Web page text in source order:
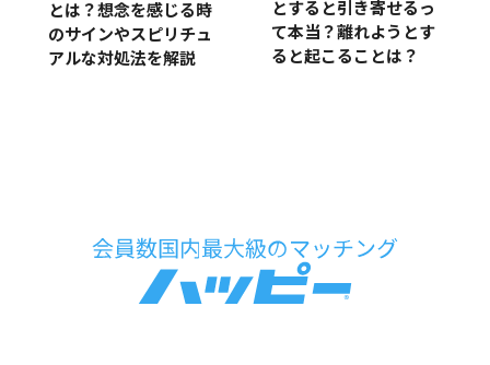
とは？想念を感じる時
のサインやスピリチュ
アルな対処法を解説
とすると引き寄せるっ
て本当？離れようとす
ると起こることは？